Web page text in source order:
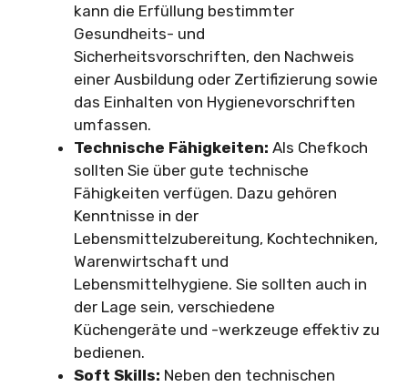
kann die Erfüllung bestimmter
Gesundheits- und
Sicherheitsvorschriften, den Nachweis
einer Ausbildung oder Zertifizierung sowie
das Einhalten von Hygienevorschriften
umfassen.
Technische Fähigkeiten: Als Chefkoch
sollten Sie über gute technische
Fähigkeiten verfügen. Dazu gehören
Kenntnisse in der
Lebensmittelzubereitung, Kochtechniken,
Warenwirtschaft und
Lebensmittelhygiene. Sie sollten auch in
der Lage sein, verschiedene
Küchengeräte und -werkzeuge effektiv zu
bedienen.
Soft Skills: Neben den technischen